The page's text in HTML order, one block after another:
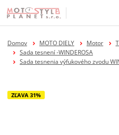
Domov MOTO DIELY Motor
Sada tesnení -WINDEROSA
Sada tesnenia výfukového zvodu
ZĽAVA 31%